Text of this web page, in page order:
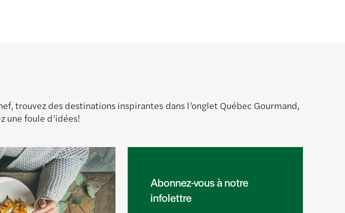
trouvez des destinations inspirantes dans l’onglet Québec Gourmand,
une foule d’idées!
Abonnez-vous à notre
infolettre